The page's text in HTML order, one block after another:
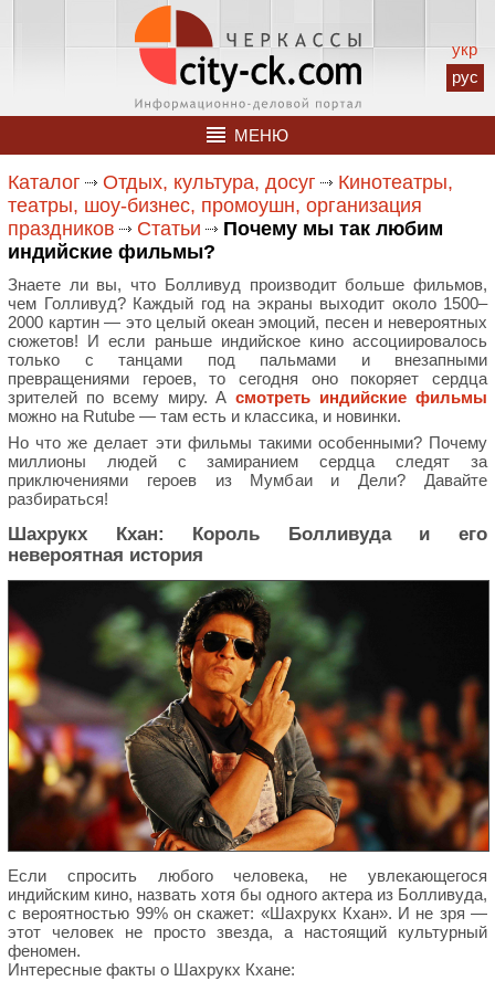
укр
рус
МЕНЮ
Каталог Отдых, культура, досуг
Кинотеатры,
театры, шоу-бизнес, промоушн, организация
праздников
Статьи
Почему мы так любим
индийские фильмы?
Знаете ли вы, что Болливуд производит больше фильмов,
чем Голливуд? Каждый год на экраны выходит около 1500–
2000 картин — это целый океан эмоций, песен и невероятных
сюжетов! И если раньше индийское кино ассоциировалось
только с танцами под пальмами и внезапными
превращениями героев, то сегодня оно покоряет сердца
зрителей по всему миру. Асмотреть индийские фильмы
можно на Rutube — там есть и классика, и новинки.
Но что же делает эти фильмы такими особенными? Почему
миллионы людей с замиранием сердца следят за
приключениями героев из Мумбаи и Дели? Давайте
разбираться!
Шахрукх Кхан: Король Болливуда и его
невероятная история
Если спросить любого человека, не увлекающегося
индийским кино, назвать хотя бы одного актера из Болливуда,
с вероятностью 99% он скажет: «Шахрукх Кхан». И не зря —
этот человек не просто звезда, а настоящий культурный
феномен.
Интересные факты о Шахрукх Кхане: